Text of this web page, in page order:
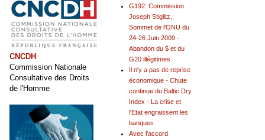
G192: Commission
Joseph Stiglitz,
Sommet de l'ONU du
24-26 Juin 2009 -
Abandon du $ et du
G20 illégitimes
Il n'y a pas de reprise
économique - Chute
continue du Baltic Dry
Index - La crise et
l'Etat engraissent les
banques
Avec l'accord
CNCDH
Commission Nationale
Consultative des Droits
de l'Homme